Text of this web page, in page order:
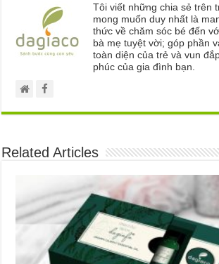
Tôi viết những chia sẻ trên
mong muốn duy nhất là
thức về chăm sóc bé đến
bà mẹ tuyệt vời; góp phần
toàn diện của trẻ và vun
phúc của gia đình bạn.
Related Articles